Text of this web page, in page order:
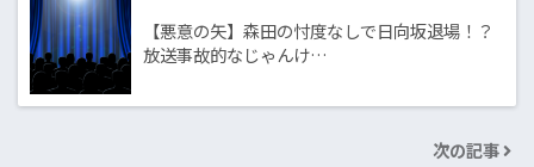
【悪意の矢】森田の忖度なしで日向坂退場！？
放送事故的なじゃんけ…
次の記事